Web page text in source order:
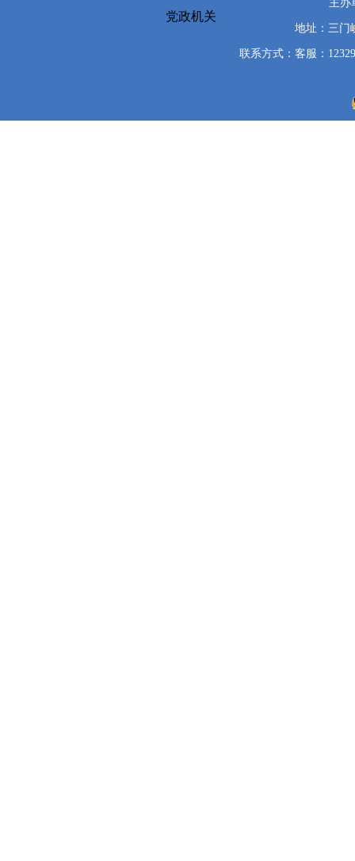
党政机关
主办
地址：三门
联系方式：客服：